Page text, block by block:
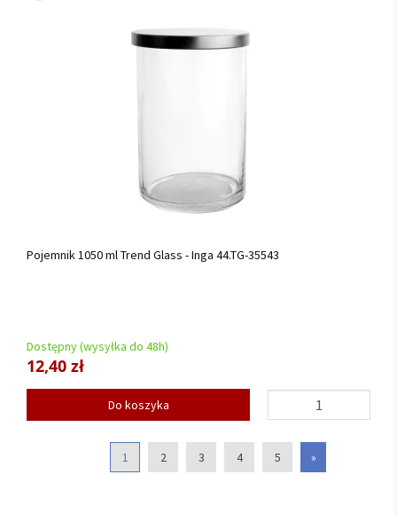
Pojemnik 1050 ml Trend Glass - Inga 44.TG-35543
Dostępny (wysyłka do 48h)
12,40 zł
Do koszyka
1 2 3 4 5 »